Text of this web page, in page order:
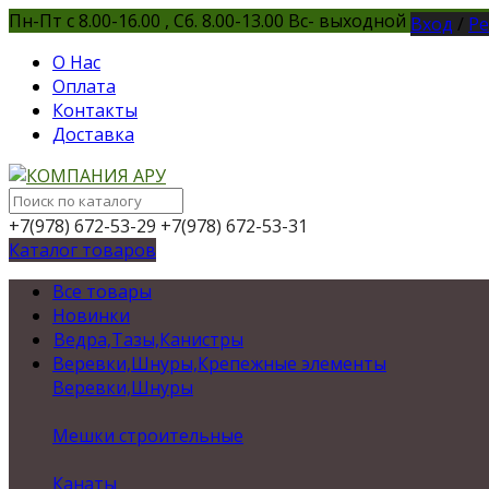
Пн-Пт с 8.00-16.00 , Сб. 8.00-13.00 Вс- выходной Вход /
О Нас
Оплата
Контакты
Доставка
+7(978) 672-53-29 +7(978) 672-53-31
Каталог товаров
Все товары
Новинки
Ведра,Тазы,Канистры
Веревки,Шнуры,Крепежные элементы
Веревки,Шнуры
Мешки строительные
Канаты